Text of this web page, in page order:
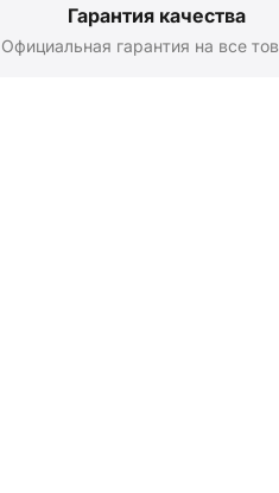
Гарантия качества
Официальная гарантия на все